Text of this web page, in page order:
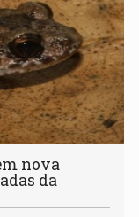
nova
da